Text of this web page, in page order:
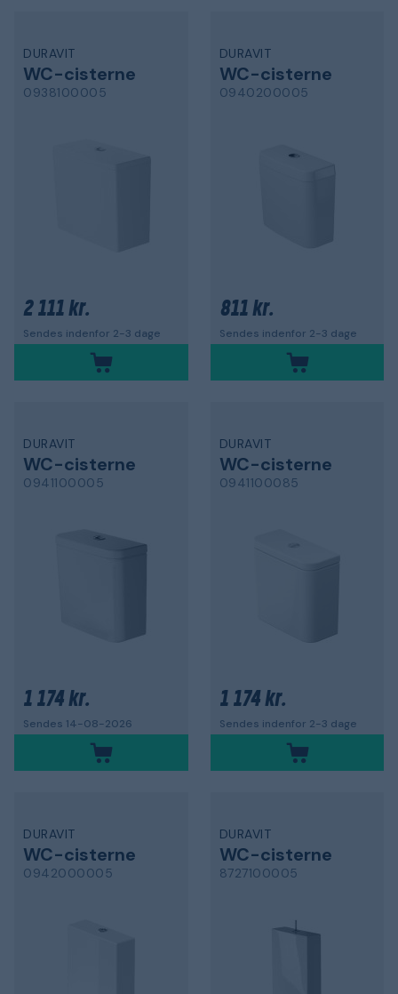
DURAVIT
WC-cisterne
0938100005
2 111 kr.
Sendes indenfor 2-3 dage
DURAVIT
WC-cisterne
0940200005
811 kr.
Sendes indenfor 2-3 dage
DURAVIT
WC-cisterne
0941100005
1 174 kr.
Sendes 14-08-2026
DURAVIT
WC-cisterne
0941100085
1 174 kr.
Sendes indenfor 2-3 dage
DURAVIT
WC-cisterne
0942000005
DURAVIT
WC-cisterne
8727100005